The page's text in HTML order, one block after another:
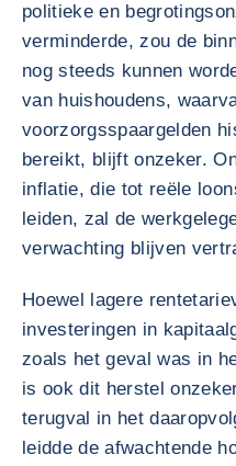
politieke en
verminderde, zou de
nog steeds kunnen
van huishoudens,
voorzorgsspaargelden
bereikt, blijft onzeker.
inflatie, die tot reële
leiden, zal de
verwachting blijven
Hoewel lagere
investeringen in
zoals het geval was in
is ook dit herstel
terugval in het
leidde de afwachtende